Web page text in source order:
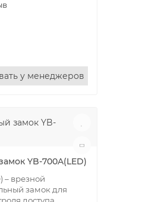
у менеджеров
YB-700A(LED)
– врезной
замок для